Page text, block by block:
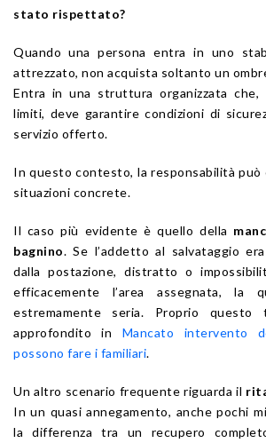
stato rispettato?
Quando una persona entra in uno
attrezzato, non acquista soltanto un
Entra in una struttura organizzata
limiti, deve garantire condizioni di
servizio offerto.
In questo contesto, la responsabilità può
situazioni concrete.
Il caso più evidente è quello della
bagnino. Se l’addetto al salvataggio
dalla postazione, distratto o
efficacemente l’area assegnata, la
estremamente seria. Proprio questo
approfondito in Mancato intervento
possono fare i familiari.
Un altro scenario frequente riguarda il
In un quasi annegamento, anche pochi
la differenza tra un recupero